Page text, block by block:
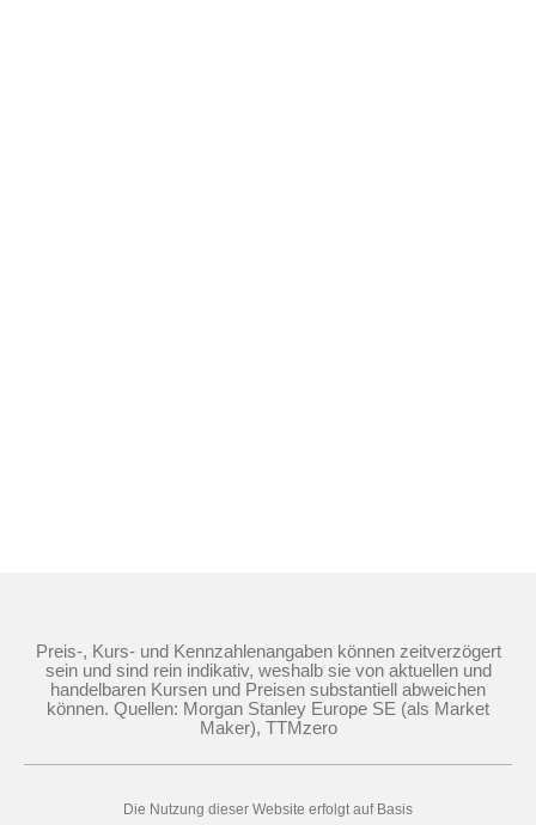
Preis-, Kurs- und Kennzahlenangaben können zeitverzögert
sein und sind rein indikativ, weshalb sie von aktuellen und
handelbaren Kursen und Preisen substantiell abweichen
können. Quellen: Morgan Stanley Europe SE (als Market
Maker), TTMzero
Die Nutzung dieser Website erfolgt auf Basis